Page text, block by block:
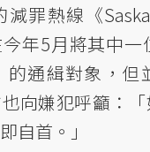
罪熱線《
年5月將其中一
的通緝對象，但
向嫌犯呼籲：
自首。」